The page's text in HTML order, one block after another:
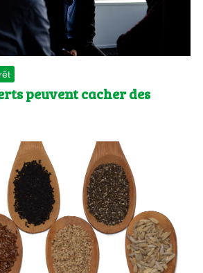
peuvent cacher des